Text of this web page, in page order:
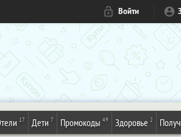
Войти
17 Дети 7 Промокоды 49 Здоровье 2